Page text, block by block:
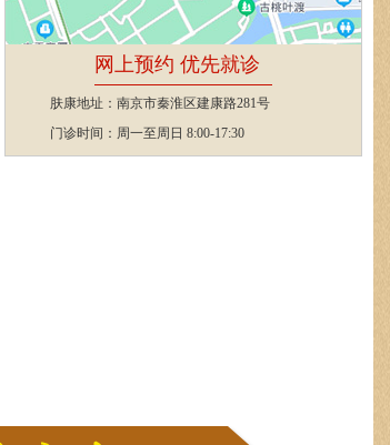
网上预约 优先就诊
肤康地址：南京市秦淮区建康路281号
门诊时间：周一至周日 8:00-17:30